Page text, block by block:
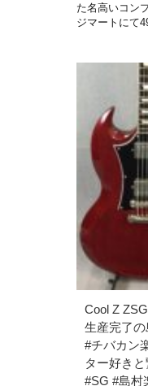
た名高いコン
ジマートにて
Cool Z
生産完了の
#チバカン
ター好き
#SG #島